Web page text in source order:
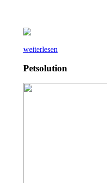
weiterlesen
Petsolution